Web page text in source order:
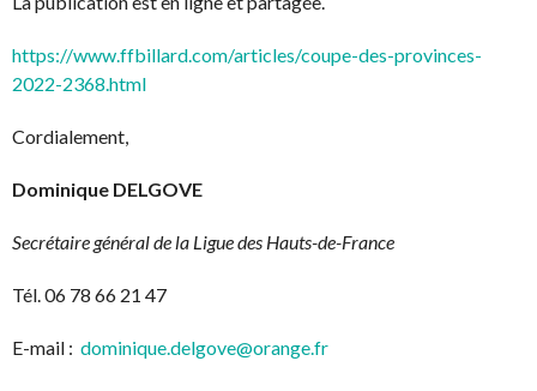
https://www.ffbillard.com/articles/coupe-des-provinces-
2022-2368.html
Cordialement,
Dominique DELGOVE
Secrétaire général de la Ligue des Hauts-de-France
Tél. 06 78 66 21 47
E-mail : dominique.delgove@orange.fr